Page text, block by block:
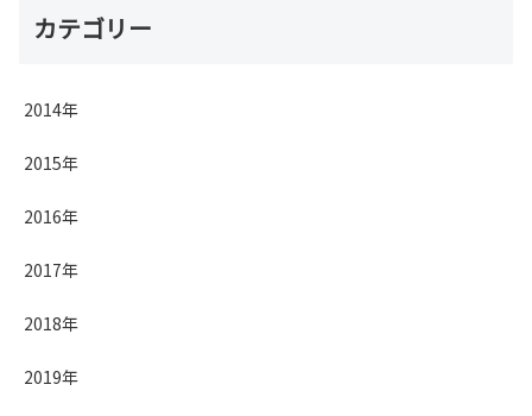
カテゴリー
2014年
2015年
2016年
2017年
2018年
2019年